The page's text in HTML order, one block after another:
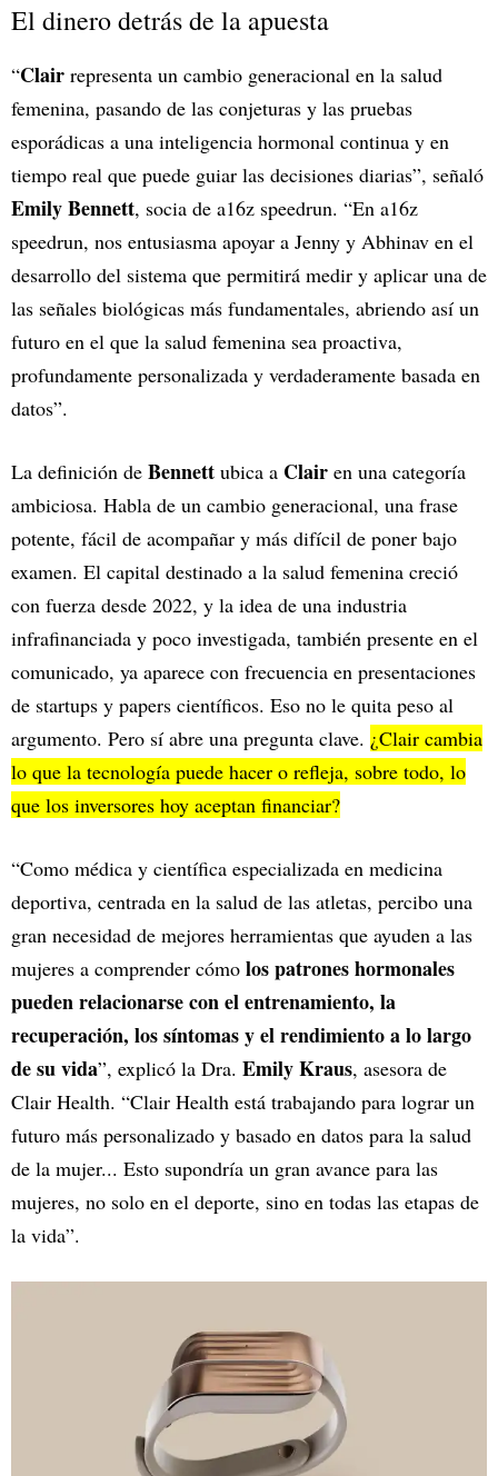
El dinero detrás de la apuesta
“Clair representa un cambio generacional en la salud
femenina, pasando de las conjeturas y las pruebas
esporádicas a una inteligencia hormonal continua y en
tiempo real que puede guiar las decisiones diarias”, señaló
Emily Bennett, socia de a16z speedrun. “En a16z
speedrun, nos entusiasma apoyar a Jenny y Abhinav en el
desarrollo del sistema que permitirá medir y aplicar una de
las señales biológicas más fundamentales, abriendo así un
futuro en el que la salud femenina sea proactiva,
profundamente personalizada y verdaderamente basada en
datos”.
La definición de Bennett ubica a Clair en una categoría
ambiciosa. Habla de un cambio generacional, una frase
potente, fácil de acompañar y más difícil de poner bajo
examen. El capital destinado a la salud femenina creció
con fuerza desde 2022, y la idea de una industria
infrafinanciada y poco investigada, también presente en el
comunicado, ya aparece con frecuencia en presentaciones
de startups y papers científicos. Eso no le quita peso al
argumento. Pero sí abre una pregunta clave. ¿Clair cambia
lo que la tecnología puede hacer o refleja, sobre todo, lo
que los inversores hoy aceptan financiar?
“Como médica y científica especializada en medicina
deportiva, centrada en la salud de las atletas, percibo una
gran necesidad de mejores herramientas que ayuden a las
mujeres a comprender cómo los patrones hormonales
pueden relacionarse con el entrenamiento, la
recuperación, los síntomas y el rendimiento a lo largo
de su vida”, explicó la Dra. Emily Kraus, asesora de
Clair Health. “Clair Health está trabajando para lograr un
futuro más personalizado y basado en datos para la salud
de la mujer... Esto supondría un gran avance para las
mujeres, no solo en el deporte, sino en todas las etapas de
la vida”.